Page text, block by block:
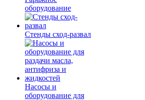
оборудование
Стенды сход-развал
Насосы и
оборудование для